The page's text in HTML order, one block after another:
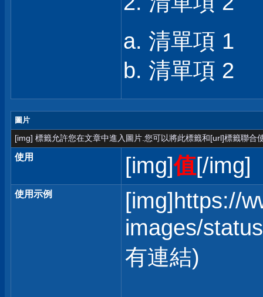
清單項 1
清單項 2
圖片
[img] 標籤允許您在文章中進入圖片.您可以將此標籤和[url]標籤聯合
使用 [img]值[/img]
使用示例
[img]https://
images/
有連結)